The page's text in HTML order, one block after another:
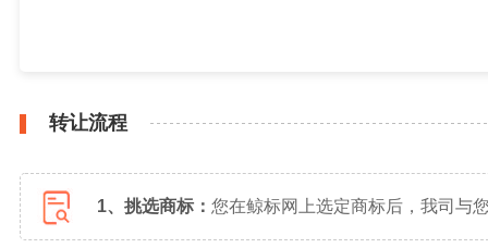
转让流程
1、挑选商标： 您在鲸标网上选定商标后，我司与